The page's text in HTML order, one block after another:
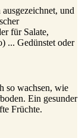
und
für Salate,
... Gedünstet oder
so wachsen, wie
Ein gesunder
Früchte.